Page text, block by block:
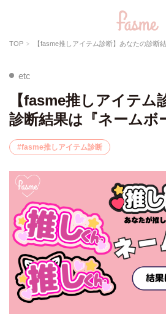
TOP 【fasme推しアイテム診断】あなたの診断結果は『ネ
etc
【fasme推しアイテム
診断結果は『ネームボ
fasme推しアイテム診断